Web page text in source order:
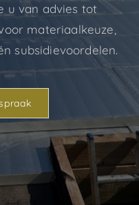
u van advies tot
materiaalkeuze,
subsidievoordelen.